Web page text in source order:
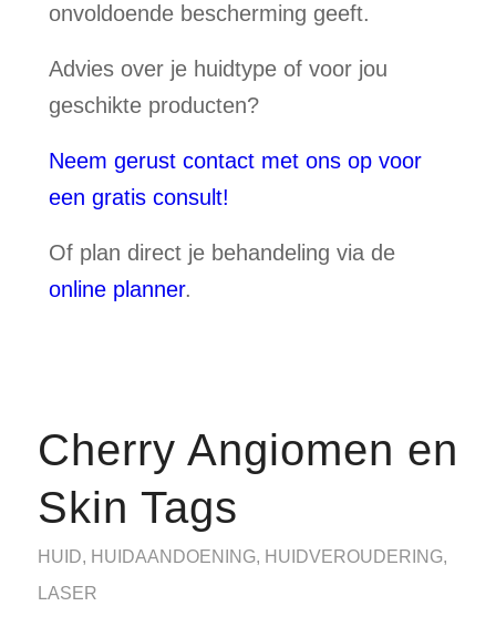
onvoldoende bescherming geeft.
Advies over je huidtype of voor jou
geschikte producten?
Neem gerust contact met ons op voor
een gratis consult!
Of plan direct je behandeling via de
online planner.
Cherry Angiomen en
Skin Tags
HUID, HUIDAANDOENING, HUIDVEROUDERING,
LASER